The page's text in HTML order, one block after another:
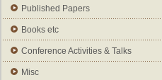
Published Papers
Books etc
Conference Activities & Talks
Misc